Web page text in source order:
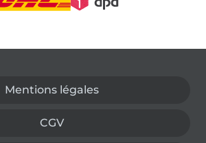
Mentions légales
CGV